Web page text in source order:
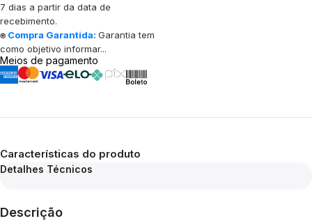
7 dias a partir da data de
recebimento.
⍟ Compra Garantida: Garantia tem
como objetivo informar...
Meios de pagamento
Características do produto
Detalhes Técnicos
Descrição